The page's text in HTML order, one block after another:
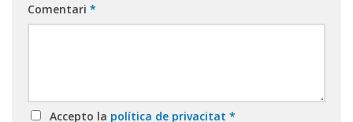
Comentari *
Accepto la política de privacitat *